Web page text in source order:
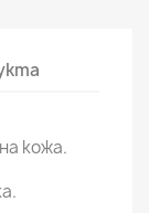
кожа.